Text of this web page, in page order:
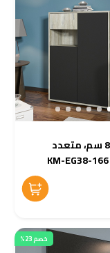
جزامة، 80 سم، متعدد
خصم 23%